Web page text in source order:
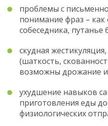
проблемы с
понимание фраз – как
собеседника, путанье
скудная
(шаткость,
возможны дрожание
ухудшение навыков
приготовления еды
физиологических